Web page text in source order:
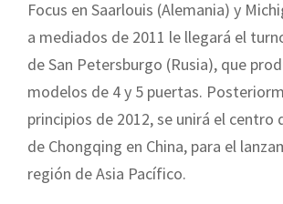
Focus en Saarlouis (Alemania) y
a mediados de 2011 le llegará el
de San Petersburgo (Rusia), que
modelos de 4 y 5 puertas.
principios de 2012, se unirá el centro
de Chongqing en China, para el
región de Asia Pacífico.